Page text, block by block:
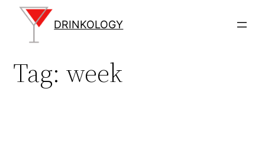
contenuto
DRINKOLOGY
Tag: week